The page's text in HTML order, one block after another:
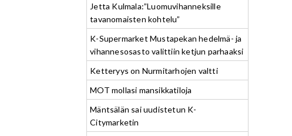
Jetta Kulmala:”Luomuvihanneksille
tavanomaisten kohtelu”
K-Supermarket Mustapekan hedelmä- ja
vihannesosasto valittiin ketjun parhaaksi
Ketteryys on Nurmitarhojen valtti
MOT mollasi mansikkatiloja
Mäntsälän sai uudistetun K-
Citymarketin